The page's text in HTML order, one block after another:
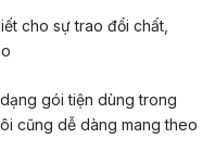
cho sự trao đổi chất,
gói tiện dùng trong
cũng dễ dàng mang theo